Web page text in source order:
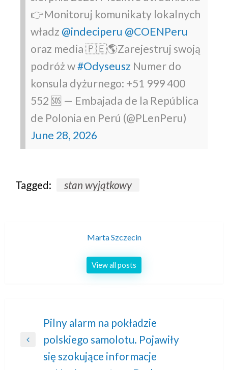
👉Monitoruj komunikaty lokalnych
władz @indeciperu @COENPeru
oraz media🇵🇪🌎Zarejestruj swoją
podróż w#Odyseusz Numer do
konsula dyżurnego: +51 999 400
552 🆘 — Embajada de la República
de Polonia en Perú (@PLenPeru)
June 28, 2026
Tagged: stan wyjątkowy
Marta Szczecin
View all posts
Nawigacja
wpisu
Previous
Pilny alarm na pokładzie
polskiego samolotu. Pojawiły
się szokujące informacje